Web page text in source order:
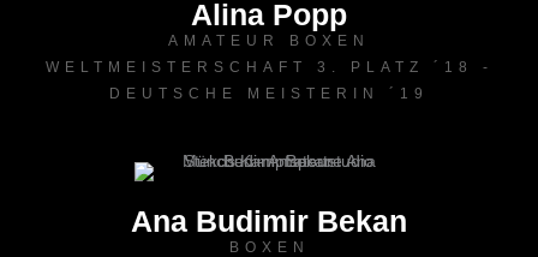
Alina Popp
AMATEUR BOXEN
WELTMEISTERSCHAFT 3. PLATZ ´18 -
DEUTSCHE MEISTERIN ´19
Ana Budimir Bekan
BOXEN